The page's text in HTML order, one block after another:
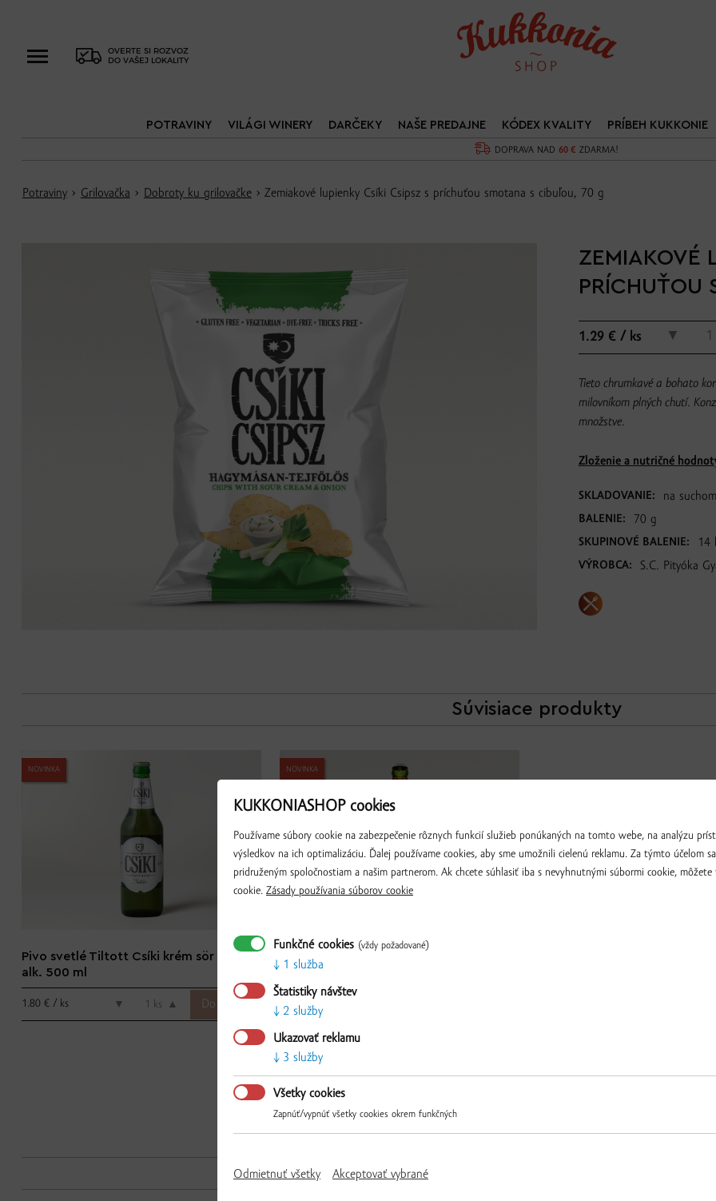
OVERTE SI ROZVOZ
DO VAŠEJ LOKALITY
DOPRAVA NAD60 € ZDARMA!
POTRAVINY VILÁGI WINERY DARČEKY NAŠE PREDAJNE KÓDEX KVALITY PRÍBEH KUKKONIE
Potraviny › Grilovačka › Dobroty ku grilovačke › Zemiakové lupienky Csíki Csipsz s príchuťou smotana s cibuľou, 70 g
ZEMIAKOVÉ
PRÍCHUŤOU
1.29 € / ks ▼
Tieto chrumkavé a bohato
milovníkom plných chutí.
množstve.
Zloženie a nutričné
SKLADOVANIE: na
BALENIE: 70 g
SKUPINOVÉ BALENIE: 14
VÝROBCA: S.C. Pityóka
Súvisiace produkty
NOVINKA
Pivo svetlé Tiltott Csíki krém sör 4,5%
alk. 500 ml
1.80 € / ks ▼ ks ▲
NOVINKA
Pivo svetlé Tiltott Csíki sör 6% alk., 500
ml
1.89 € / ks
Ďalšie produkty z tejto kategórie
KUKKONIASHOP cookies
Používame súbory cookie na zabezpečenie rôznych funkcií služieb ponúkaných na tomto webe, na analýzu
výsledkov na ich optimalizáciu. Ďalej používame cookies, aby sme umožnili cielenú reklamu. Za týmto účelom
pridruženým spoločnostiam a našim partnerom. Ak chcete súhlasiť iba s nevyhnutnými súbormi cookie,
cookie. Zásady používania súborov cookie
Funkčné cookies (vždy požadované)
1 služba
Štatistiky návštev
2 služby
Ukazovať reklamu
3 služby
Všetky cookies
Zapnúť/vypnúť všetky cookies okrem funkčných
Odmietnuť všetky Akceptovať vybrané